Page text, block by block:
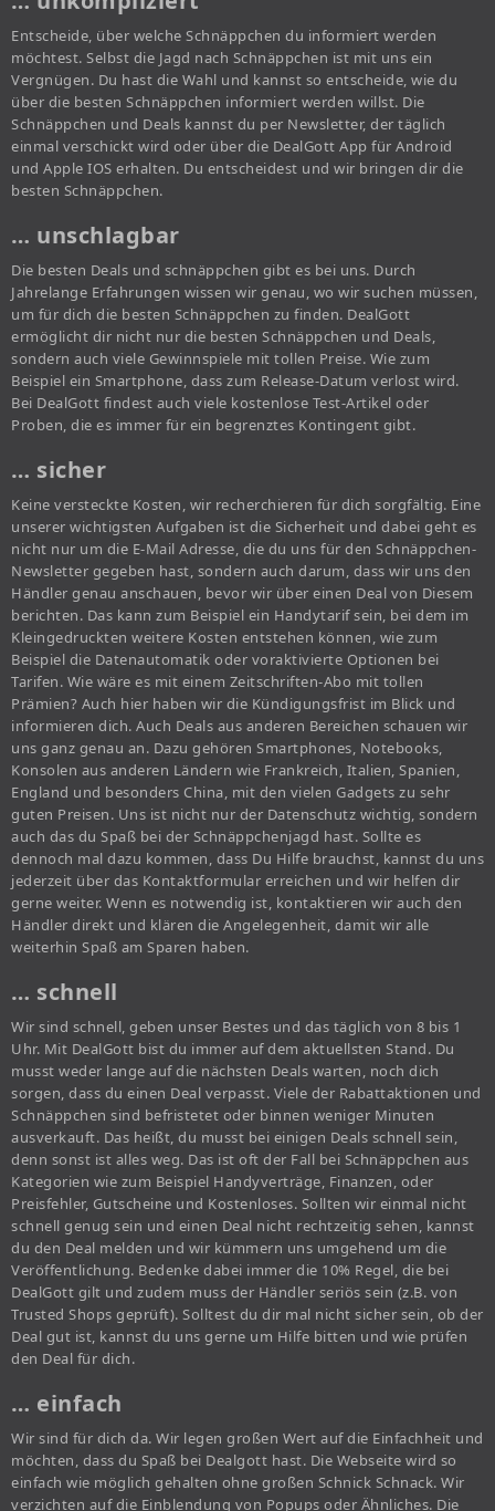
Entscheide, über welche Schnäppchen du informiert werden
möchtest. Selbst die Jagd nach Schnäppchen ist mit uns ein
Vergnügen. Du hast die Wahl und kannst so entscheide, wie du
über die besten Schnäppchen informiert werden willst. Die
Schnäppchen und Deals kannst du per Newsletter, der täglich
einmal verschickt wird oder über die DealGott App für Android
und Apple IOS erhalten. Du entscheidest und wir bringen dir die
besten Schnäppchen.
… unschlagbar
Die besten Deals und schnäppchen gibt es bei uns. Durch
Jahrelange Erfahrungen wissen wir genau, wo wir suchen müssen,
um für dich die besten Schnäppchen zu finden. DealGott
ermöglicht dir nicht nur die besten Schnäppchen und Deals,
sondern auch viele Gewinnspiele mit tollen Preise. Wie zum
Beispiel ein Smartphone, dass zum Release-Datum verlost wird.
Bei DealGott findest auch viele kostenlose Test-Artikel oder
Proben, die es immer für ein begrenztes Kontingent gibt.
… sicher
Keine versteckte Kosten, wir recherchieren für dich sorgfältig. Eine
unserer wichtigsten Aufgaben ist die Sicherheit und dabei geht es
nicht nur um die E-Mail Adresse, die du uns für den Schnäppchen-
Newsletter gegeben hast, sondern auch darum, dass wir uns den
Händler genau anschauen, bevor wir über einen Deal von Diesem
berichten. Das kann zum Beispiel ein Handytarif sein, bei dem im
Kleingedruckten weitere Kosten entstehen können, wie zum
Beispiel die Datenautomatik oder voraktivierte Optionen bei
Tarifen. Wie wäre es mit einem Zeitschriften-Abo mit tollen
Prämien? Auch hier haben wir die Kündigungsfrist im Blick und
informieren dich. Auch Deals aus anderen Bereichen schauen wir
uns ganz genau an. Dazu gehören Smartphones, Notebooks,
Konsolen aus anderen Ländern wie Frankreich, Italien, Spanien,
England und besonders China, mit den vielen Gadgets zu sehr
guten Preisen. Uns ist nicht nur der Datenschutz wichtig, sondern
auch das du Spaß bei der Schnäppchenjagd hast. Sollte es
dennoch mal dazu kommen, dass Du Hilfe brauchst, kannst du uns
jederzeit über das Kontaktformular erreichen und wir helfen dir
gerne weiter. Wenn es notwendig ist, kontaktieren wir auch den
Händler direkt und klären die Angelegenheit, damit wir alle
weiterhin Spaß am Sparen haben.
… schnell
Wir sind schnell, geben unser Bestes und das täglich von 8 bis 1
Uhr. Mit DealGott bist du immer auf dem aktuellsten Stand. Du
musst weder lange auf die nächsten Deals warten, noch dich
sorgen, dass du einen Deal verpasst. Viele der Rabattaktionen und
Schnäppchen sind befristetet oder binnen weniger Minuten
ausverkauft. Das heißt, du musst bei einigen Deals schnell sein,
denn sonst ist alles weg. Das ist oft der Fall bei Schnäppchen aus
Kategorien wie zum Beispiel Handyverträge, Finanzen, oder
Preisfehler, Gutscheine und Kostenloses. Sollten wir einmal nicht
schnell genug sein und einen Deal nicht rechtzeitig sehen, kannst
du den Deal melden und wir kümmern uns umgehend um die
Veröffentlichung. Bedenke dabei immer die 10% Regel, die bei
DealGott gilt und zudem muss der Händler seriös sein (z.B. von
Trusted Shops geprüft). Solltest du dir mal nicht sicher sein, ob der
Deal gut ist, kannst du uns gerne um Hilfe bitten und wie prüfen
den Deal für dich.
… einfach
Wir sind für dich da. Wir legen großen Wert auf die Einfachheit und
möchten, dass du Spaß bei Dealgott hast. Die Webseite wird so
einfach wie möglich gehalten ohne großen Schnick Schnack. Wir
verzichten auf die Einblendung von Popups oder Ähnliches. Die